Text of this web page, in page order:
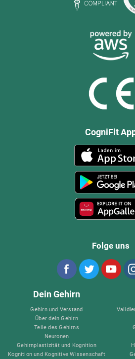
CogniFit
Folge uns
Dein Gehirn
Gehirn und Verstand
Über dein Gehirn
Teile des Gehirns
Neuronen
Gehirnplastizität und Kognition
Kognition und Kognitive Wissenschaft